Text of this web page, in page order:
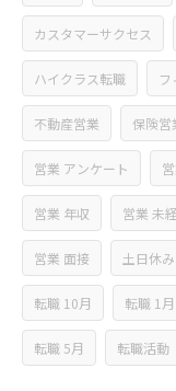
カスタマーサクセス
ハイクラス転職
不動産営業 保険営
営業 アンケート
営業 年収 営業 未
営業 面接 土日休み
転職 10月 転職 1月
転職 5月 転職活動